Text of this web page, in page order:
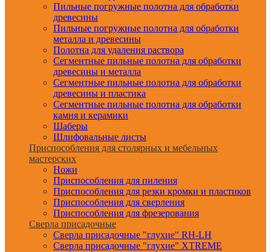
Пильные погружные полотна для обработки
древесины
Пильные погружные полотна для обработки
металла и древесины
Полотна для удаления раствора
Сегментные пильные полотна для обработки
древесины и металла
Сегментные пильные полотна для обработки
древесины и пластика
Сегментные пильные полотна для обработки
камня и керамики
Шаберы
Шлифовальные листы
Приспособления для столярных и мебельных
мастерских
Ножи
Приспособления для пиления
Приспособления для резки кромки и пластиков
Приспособления для сверления
Приспособления для фрезерования
Сверла присадочные
Сверла присадочные "глухие" RH-LH
Сверла присадочные "глухие" XTREME